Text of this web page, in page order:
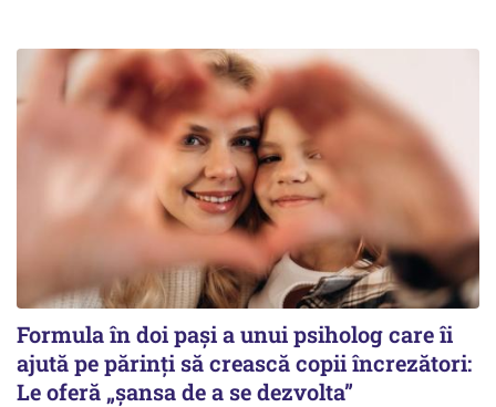
Formula în doi pași a unui psiholog care îi
ajută pe părinți să crească copii încrezători:
Le oferă „șansa de a se dezvolta”